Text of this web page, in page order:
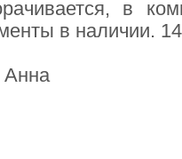
в
в наличии.
Анна